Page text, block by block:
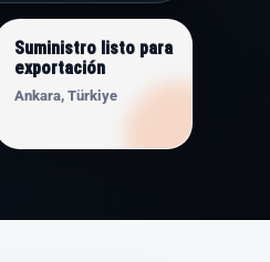
Suministro listo para
exportación
Ankara, Türkiye